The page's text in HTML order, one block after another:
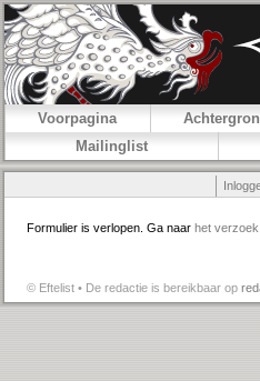
Voorpagina
Mailinglist
Formulier is verlopen. Ga naar het verzoek
© Eftelist • De redactie is bereikbaar op